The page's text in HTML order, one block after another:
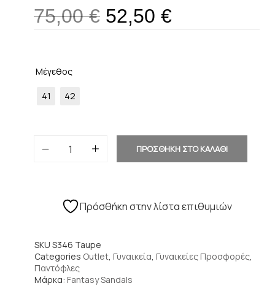
75,00€ 52,50 €
Μέγεθος
41 42
ΠΡΟΣΘΗΚΗ ΣΤΟ ΚΑΛΑΘΙ
Πρόσθήκη στην λίστα επιθυμιών
SKU S346 Taupe
Categories Outlet Γυναικεία Γυναικείες Προσφορές
Παντόφλες
Μάρκα: Fantasy Sandals